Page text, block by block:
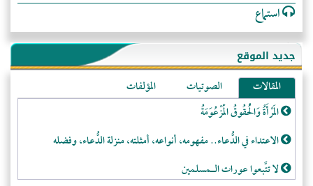
استماع
جديد الموقع
المقالات الصوتيات
المؤلفات
المَرْأَةُ وَالْحُقُوقُ الْمَزْعُوَمَةُ
الاعتداء في الدُّعاء.. مفهومه، أنواعه، أمثلته، منزلة الدُّعاء، وفضله
لا تتَّبعوا عورات الـمسلمين